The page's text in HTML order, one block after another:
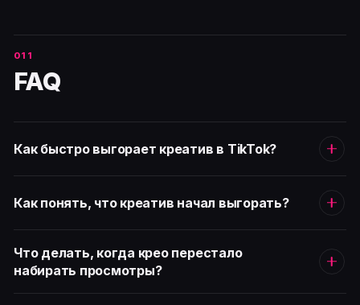
FAQ
Как быстро выгорает креатив в TikTok?
Как понять, что креатив начал выгорать?
Что делать, когда крео перестало
набирать просмотры?